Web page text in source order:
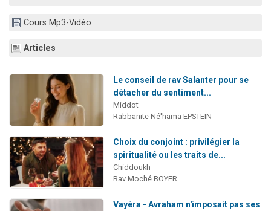
2 personnes viennent de nous rejoindre sur WhatsApp
Cours Mp3-Vidéo
Articles
Le conseil de rav Salanter pour se
détacher du sentiment...
Middot
Rabbanite Né'hama EPSTEIN
Choix du conjoint : privilégier la
spiritualité ou les traits de...
Chiddoukh
Rav Moché BOYER
Vayéra - Avraham n'imposait pas ses